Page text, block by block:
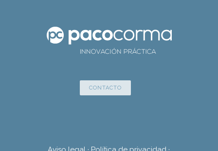
CONTACTO